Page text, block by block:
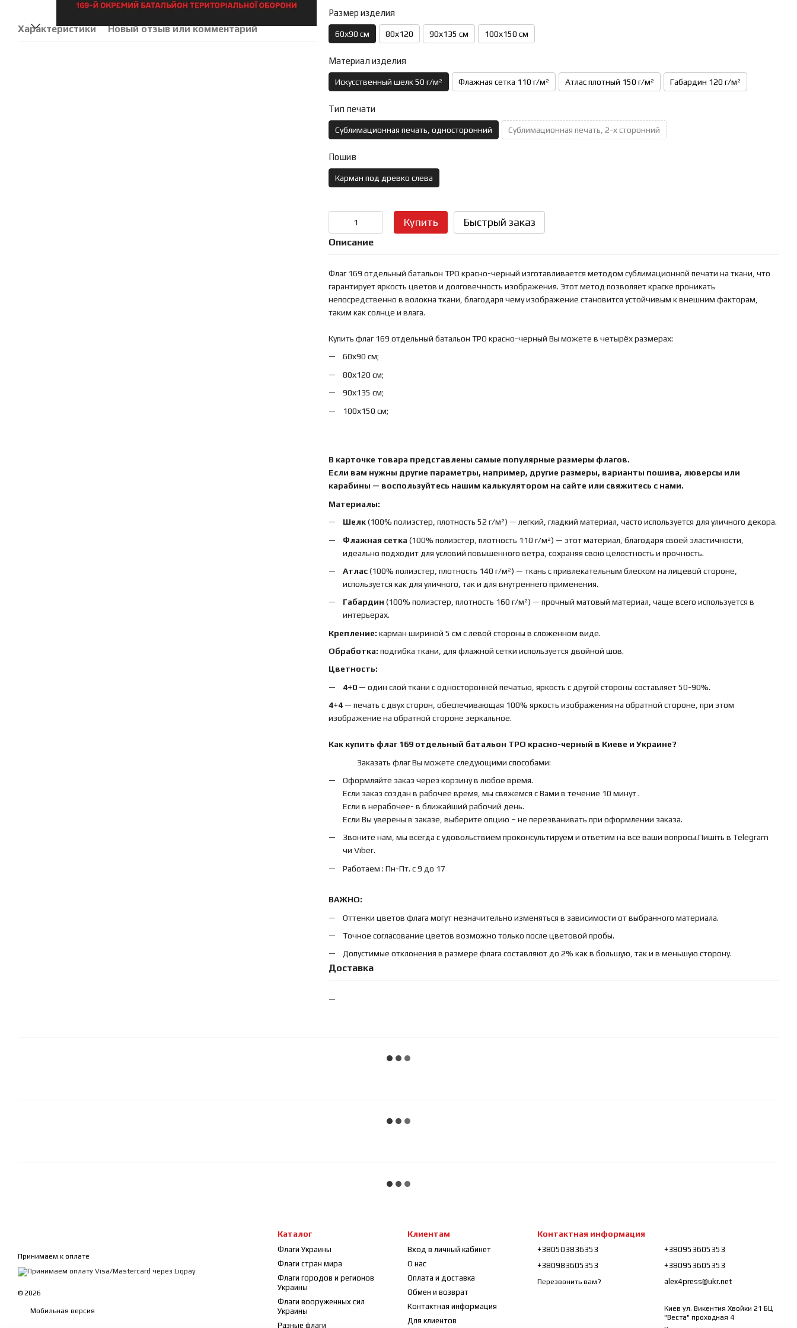
Характеристики Новый отзыв или комментарий
Размер изделия
60х90 см 80х120 90х135 см 100х150 см
Материал изделия
Искусственный шелк 50 г/м² Флажная сетка 110 г/м² Атлас плотный 150 г/м² Габардин 120 г/м²
Тип печати
Сублимационная печать, односторонний Сублимационная печать, 2-х сторонний
Пошив
Карман под древко слева
Купить Быстрый заказ
Описание
Флаг 169 отдельный батальон ТРО красно-черный изготавливается методом сублимационной печати на ткани, что
гарантирует яркость цветов и долговечность изображения. Этот метод позволяет краске проникать
непосредственно в волокна ткани, благодаря чему изображение становится устойчивым к внешним факторам,
таким как солнце и влага.
Купить флаг 169 отдельный батальон ТРО красно-черный Вы можете в четырёх размерах:
60х90 см;
80х120 см;
90х135 см;
100х150 см;
В карточке товара представлены самые популярные размеры флагов.
Если вам нужны другие параметры, например, другие размеры, варианты пошива, люверсы или
карабины — воспользуйтесь нашим калькулятором на сайте или свяжитесь с нами.
Материалы:
Шелк(100% полиэстер, плотность 52 г/м²) — легкий, гладкий материал, часто используется для уличного декора.
Флажная сетка (100% полиэстер, плотность 110 г/м²) — этот материал, благодаря своей эластичности,
идеально подходит для условий повышенного ветра, сохраняя свою целостность и прочность.
Атлас(100% полиэстер, плотность 140 г/м²) — ткань с привлекательным блеском на лицевой стороне,
используется как для уличного, так и для внутреннего применения.
Габардин (100% полиэстер, плотность 160 г/м²) — прочный матовый материал, чаще всего используется в
интерьерах.
Крепление: карман шириной 5 см с левой стороны в сложенном виде.
Обработка: подгибка ткани, для флажной сетки используется двойной шов.
Цветность:
4+0— один слой ткани с односторонней печатью, яркость с другой стороны составляет 50-90%.
4+4— печать с двух сторон, обеспечивающая 100% яркость изображения на обратной стороне, при этом
изображение на обратной стороне зеркальное.
Как купить флаг 169 отдельный батальон ТРО красно-черный в Киеве и Украине?
Заказать флаг Вы можете следующими способами:
Оформляйте заказ через корзину в любое время.
Если заказ создан в рабочее время, мы свяжемся с Вами в течение 10 минут .
Если в нерабочее- в ближайший рабочий день.
Если Вы уверены в заказе, выберите опцию – не перезванивать при оформлении заказа.
Звоните нам, мы всегда с удовольствием проконсультируем и ответим на все ваши вопросы.Пишіть в Telegram
чи Viber.
Работаем : Пн-Пт. с 9 до 17
ВАЖНО:
Оттенки цветов флага могут незначительно изменяться в зависимости от выбранного материала.
Точное согласование цветов возможно только после цветовой пробы.
Допустимые отклонения в размере флага составляют до 2% как в большую, так и в меньшую сторону.
Доставка
Принимаем к оплате
© 2026
Мобильная версия
Каталог
Флаги Украины
Флаги стран мира
Флаги городов и регионов
Украины
Флаги вооруженных сил
Украины
Разные флаги
Клиентам
Вход в личный кабинет
О нас
Оплата и доставка
Обмен и возврат
Контактная информация
Для клиентов
Контактная информация
+380503836353
+380983605353
Перезвонить вам?
+380953605353
+380953605353
alex4press@ukr.net
Киев ул. Викентия Хвойки 21 БЦ
"Веста" проходная 4